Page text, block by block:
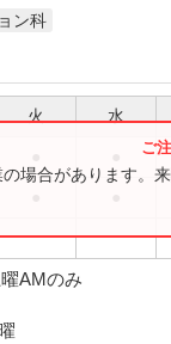
ン科
火 水
場合があります。
AMのみ